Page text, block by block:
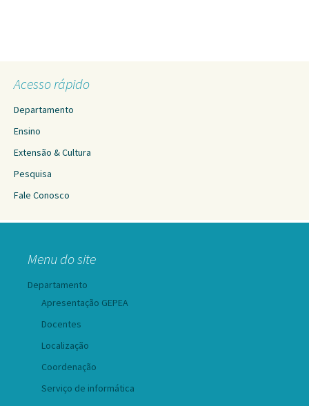
Acesso rápido
Departamento
Ensino
Extensão & Cultura
Pesquisa
Fale Conosco
Menu do site
Departamento
Apresentação GEPEA
Docentes
Localização
Coordenação
Serviço de informática